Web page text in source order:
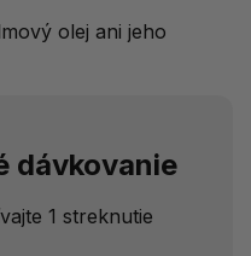
olej ani jeho
dávkovanie
1 streknutie